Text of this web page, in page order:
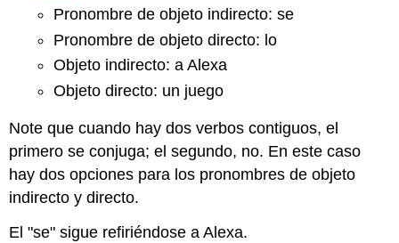
Pronombre de objeto indirecto: se
Pronombre de objeto directo: lo
Objeto indirecto: a Alexa
Objeto directo: un juego
Note que cuando hay dos verbos contiguos, el
primero se conjuga; el segundo, no. En este caso
hay dos opciones para los pronombres de objeto
indirecto y directo.
El "se" sigue refiriéndose a Alexa.